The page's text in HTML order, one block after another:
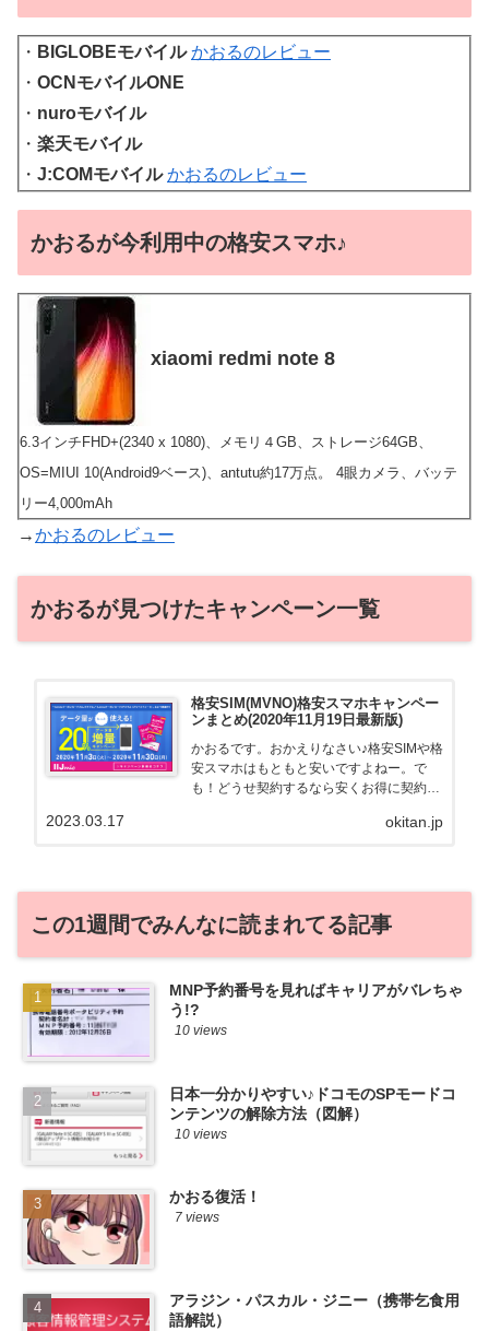
・ BIGLOBEモバイル かおるのレビュー
・ OCNモバイルONE
・ nuroモバイル
・ 楽天モバイル
・ J:COMモバイル かおるのレビュー
かおるが今利用中の格安スマホ♪
xiaomi redmi note 8
6.3インチFHD+(2340 x 1080)、メモリ４GB、ストレージ64GB、
OS=MIUI 10(Android9ベース)、antutu約17万点。 4眼カメラ、バッテ
リー4,000mAh
→かおるのレビュー
かおるが見つけたキャンペーン一覧
格安SIM(MVNO)格安スマホキャンペー
ンまとめ(2020年11月19日最新版)
かおるです。おかえりなさい♪格安SIMや格
安スマホはもともと安いですよねー。で
も！どうせ契約するなら安くお得に契約し
る自身も、そういう案件を常に狙ってます
okitan.jp
2023.03.17
この1週間でみんなに読まれてる記事
MNP予約番号を見ればキャリアがバレちゃ
う!?
10 views
日本一分かりやすい♪ドコモのSPモードコ
ンテンツの解除方法（図解）
10 views
かおる復活！
7 views
アラジン・パスカル・ジニー（携帯乞食用
語解説）